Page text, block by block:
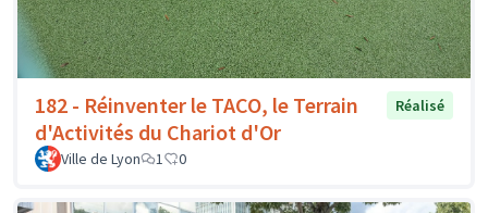
182 - Réinventer le TACO, le Terrain
d'Activités du Chariot d'Or
Réalisé
Ville de Lyon 1 0